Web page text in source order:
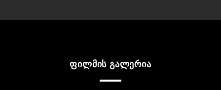
ფილმის გალერია